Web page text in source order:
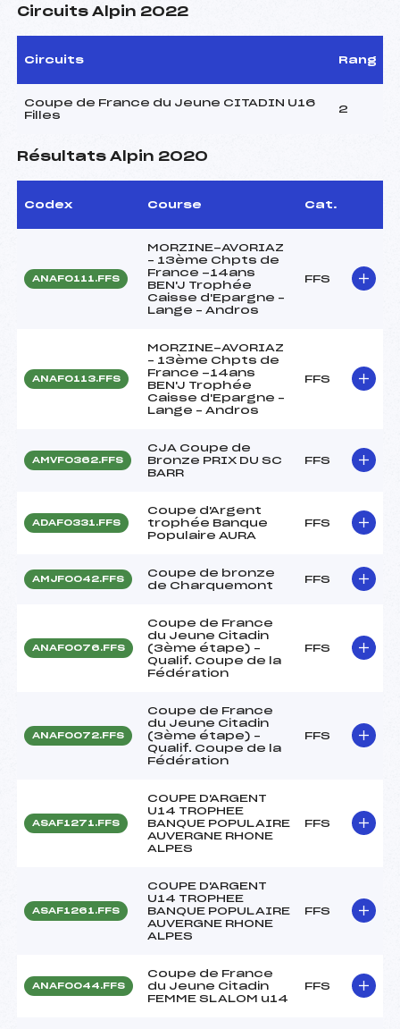
Circuits Alpin 2022
Circuits Rang
Coupe de France du Jeune CITADIN U16
Filles
2
Résultats Alpin 2020
Codex Course Cat.
ANAF0111.FFS
MORZINE-AVORIAZ
– 13ème Chpts de
France -14ans
BEN'J Trophée
Caisse d'Epargne –
Lange – Andros
FFS
ANAF0113.FFS
MORZINE-AVORIAZ
– 13ème Chpts de
France -14ans
BEN'J Trophée
Caisse d'Epargne –
Lange – Andros
FFS
AMVF0362.FFS
CJA Coupe de
Bronze PRIX DU SC
BARR
FFS
ADAF0331.FFS
Coupe d'Argent
trophée Banque
Populaire AURA
FFS
AMJF0042.FFS
Coupe de bronze
de Charquemont
FFS
ANAF0076.FFS
Coupe de France
du Jeune Citadin
(3ème étape) –
Qualif. Coupe de la
Fédération
FFS
ANAF0072.FFS
Coupe de France
du Jeune Citadin
(3ème étape) –
Qualif. Coupe de la
Fédération
FFS
ASAF1271.FFS
COUPE D'ARGENT
U14 TROPHEE
BANQUE POPULAIRE
AUVERGNE RHONE
ALPES
FFS
ASAF1261.FFS
COUPE D'ARGENT
U14 TROPHEE
BANQUE POPULAIRE
AUVERGNE RHONE
ALPES
FFS
ANAF0044.FFS
Coupe de France
du Jeune Citadin
FEMME SLALOM u14
FFS